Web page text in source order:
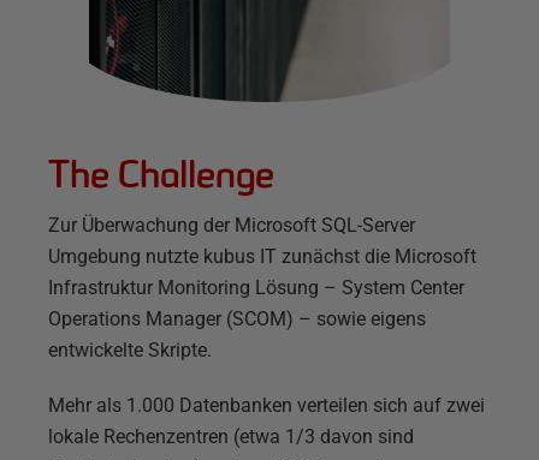
The Challenge
Zur Überwachung der Microsoft SQL-Server
Umgebung nutzte kubus IT zunächst die Microsoft
Infrastruktur Monitoring Lösung – System Center
Operations Manager (SCOM) – sowie eigens
entwickelte Skripte.
Mehr als 1.000 Datenbanken verteilen sich auf zwei
lokale Rechenzentren (etwa 1/3 davon sind